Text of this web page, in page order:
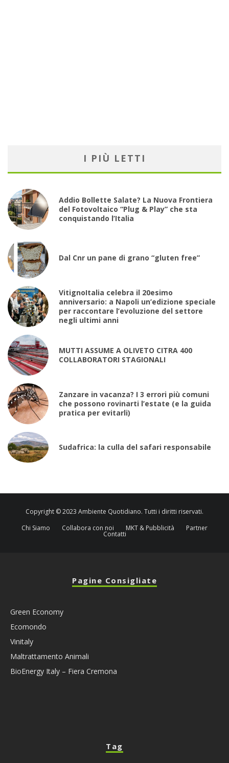
I PIÙ LETTI
Addio Bollette Salate? La Nuova Frontiera
del Fotovoltaico “Plug & Play” che sta
conquistando l’Italia
Dal Cnr un pane di grano “gluten free”
VitignoItalia celebra il 20esimo
anniversario: a Napoli un’edizione speciale
per raccontare l’evoluzione del settore
negli ultimi anni
MUTTI ASSUME A OLIVETO CITRA 400
COLLABORATORI STAGIONALI
Zanzare in vacanza? I 3 errori più comuni
che possono rovinarti l’estate (e la guida
pratica per evitarli)
Sudafrica: la culla del safari responsabile
Copyright © 2023 Ambiente Quotidiano. Tutti i diritti riservati.
Chi Siamo
Collabora con noi MKT & Pubblicità Partner
Contatti
Pagine Consigliate
Green Economy
Ecomondo
Vinitaly
Maltrattamento Animali
BioEnergy Italy – Fiera Cremona
Tag